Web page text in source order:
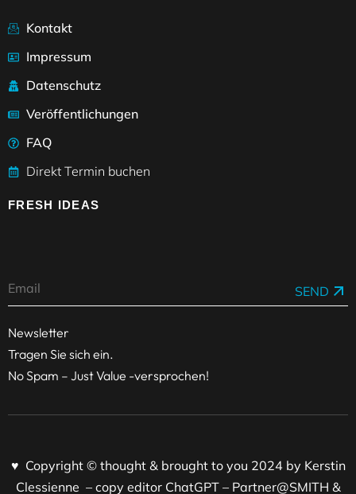
Kontakt
Impressum
Datenschutz
Veröffentlichungen
FAQ
Direkt Termin buchen
FRESH IDEAS
SEND
Newsletter
Tragen Sie sich ein.
No Spam – Just Value -versprochen!
♥ Copyright © thought & brought to you 2024 by Kerstin
Clessienne – copy editor ChatGPT – Partner@SMITH &